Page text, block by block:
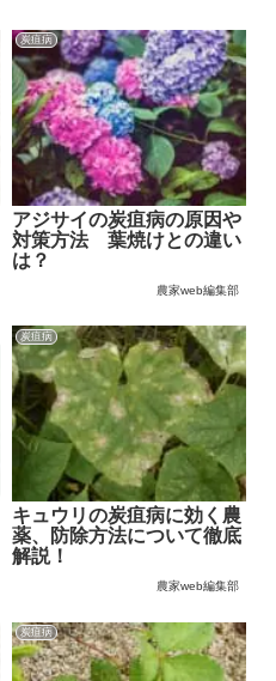
炭疽病
アジサイの炭疽病の原因や
対策方法 葉焼けとの違い
は？
農家web編集部
炭疽病
キュウリの炭疽病に効く農
薬、防除方法について徹底
解説！
農家web編集部
炭疽病